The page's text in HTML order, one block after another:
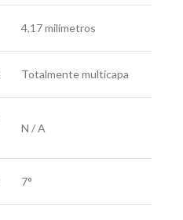
4,17 milímetros
Totalmente multicapa
N / A
7°